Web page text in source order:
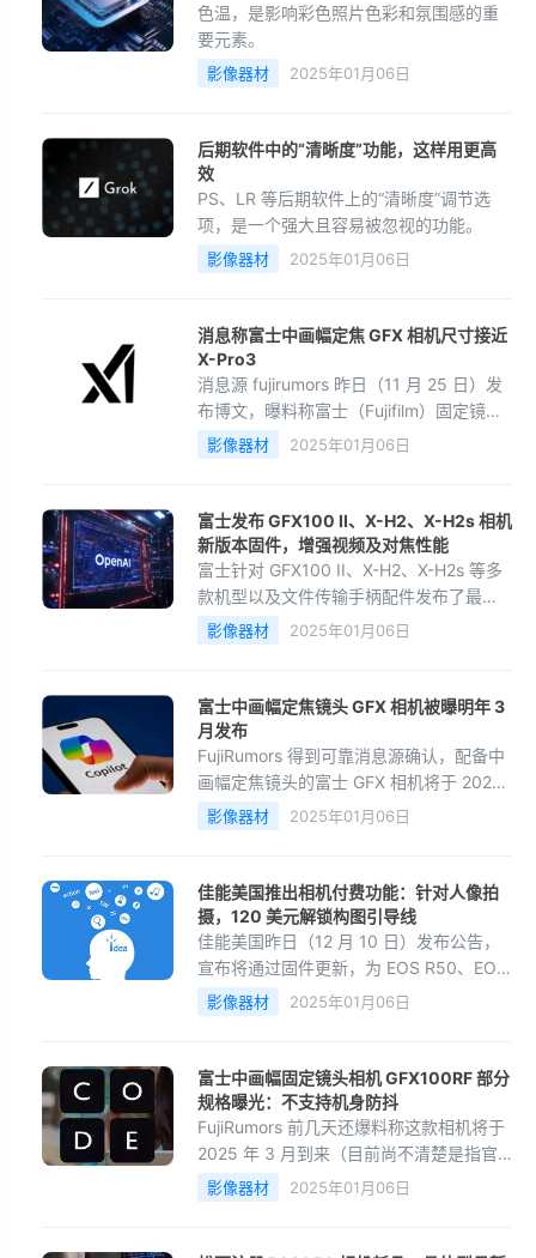
将相机寄送到日本大阪或东江的富士相机
维修服务中心。
色温，是影响彩色照片色彩和氛围感的重
要元素。
影像器材 2025年01月06日
后期软件中的“清晰度”功能，这样用更高
效
PS、LR 等后期软件上的“清晰度”调节选
项，是一个强大且容易被忽视的功能。
影像器材 2025年01月06日
消息称富士中画幅定焦 GFX 相机尺寸接近
X-Pro3
消息源 fujirumors 昨日（11 月 25 日）发
布博文，曝料称富士（Fujifilm）固定镜头
相机 GFX 的尺寸，接近于富士 X-Pro3。
影像器材 2025年01月06日
富士发布 GFX100 II、X-H2、X-H2s 相机
新版本固件，增强视频及对焦性能
富士针对 GFX100 II、X-H2、X-H2s 等多
款机型以及文件传输手柄配件发布了最新
固件。
影像器材 2025年01月06日
富士中画幅定焦镜头 GFX 相机被曝明年 3
月发布
FujiRumors 得到可靠消息源确认，配备中
画幅定焦镜头的富士 GFX 相机将于 2025
年 3 月上市。
影像器材 2025年01月06日
佳能美国推出相机付费功能：针对人像拍
摄，120 美元解锁构图引导线
佳能美国昨日（12 月 10 日）发布公告，
宣布将通过固件更新，为 EOS R50、EOS
R10 和 EOS R7 相机型号，付费推出自定
义网格线功能，售价为 120 美元（当前约
影像器材 2025年01月06日
富士中画幅固定镜头相机 GFX100RF 部分
规格曝光：不支持机身防抖
FujiRumors 前几天还爆料称这款相机将于
2025 年 3 月到来（目前尚不清楚是指官
宣还是上市？亦或者还是两者兼有）。
影像器材 2025年01月06日